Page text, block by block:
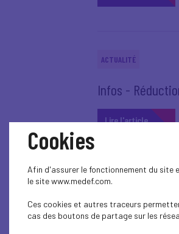
ACTUALITÉ
Infos -
Lire l'article
ACTUALITÉ
Elections
Cookies
Afin d'assurer le fonctionnement du site
le site www.medef.com.
Ces cookies et autres traceurs
cas des boutons de partage sur les